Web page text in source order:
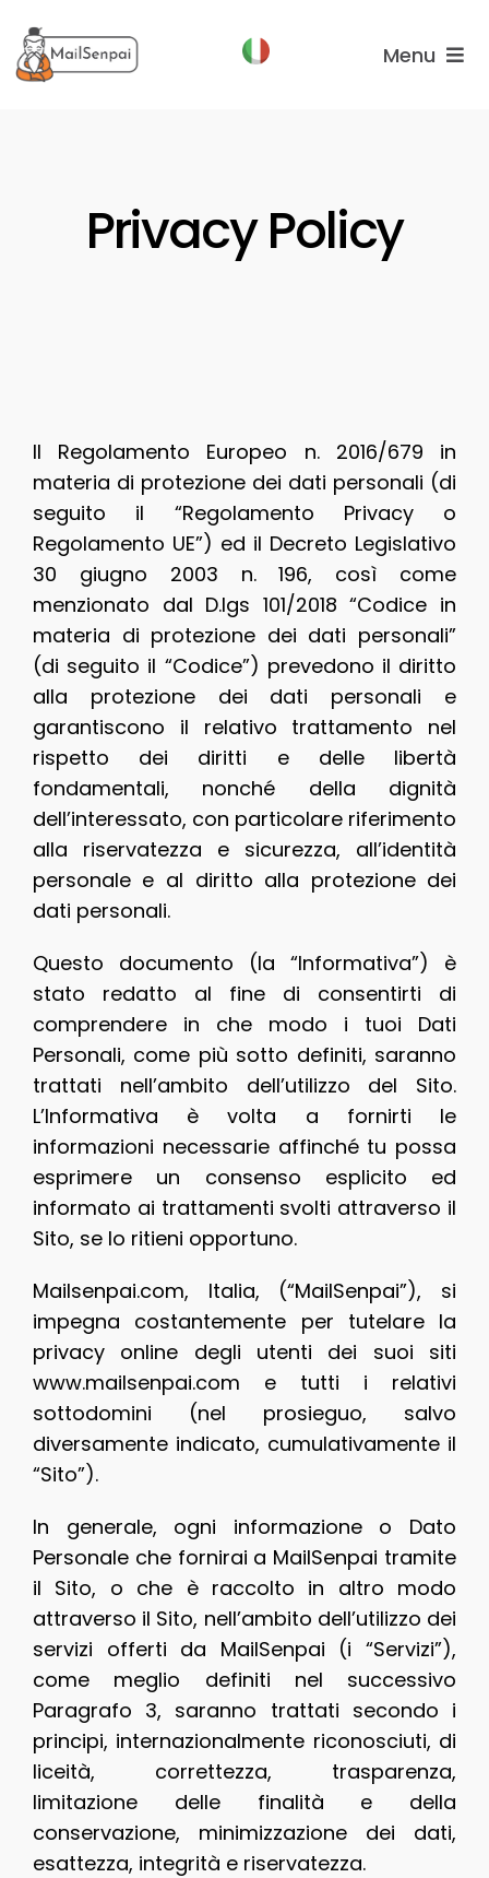
al
contenuto
Menu
Privacy Policy
Il Regolamento Europeo n. 2016/679 in
materia di protezione dei dati personali (di
seguito il “Regolamento Privacy o
Regolamento UE”) ed il Decreto Legislativo
30 giugno 2003 n. 196, così come
menzionato dal D.lgs 101/2018 “Codice in
materia di protezione dei dati personali”
(di seguito il “Codice”) prevedono il diritto
alla protezione dei dati personali e
garantiscono il relativo trattamento nel
rispetto dei diritti e delle libertà
fondamentali, nonché della dignità
dell’interessato, con particolare riferimento
alla riservatezza e sicurezza, all’identità
personale e al diritto alla protezione dei
dati personali.
Questo documento (la “Informativa”) è
stato redatto al fine di consentirti di
comprendere in che modo i tuoi Dati
Personali, come più sotto definiti, saranno
trattati nell’ambito dell’utilizzo del Sito.
L’Informativa è volta a fornirti le
informazioni necessarie affinché tu possa
esprimere un consenso esplicito ed
informato ai trattamenti svolti attraverso il
Sito, se lo ritieni opportuno.
Mailsenpai.com, Italia, (“MailSenpai”), si
impegna costantemente per tutelare la
privacy online degli utenti dei suoi siti
www.mailsenpai.com e tutti i relativi
sottodomini (nel prosieguo, salvo
diversamente indicato, cumulativamente il
“Sito”).
In generale, ogni informazione o Dato
Personale che fornirai a MailSenpai tramite
il Sito, o che è raccolto in altro modo
attraverso il Sito, nell’ambito dell’utilizzo dei
servizi offerti da MailSenpai (i “Servizi”),
come meglio definiti nel successivo
Paragrafo 3, saranno trattati secondo i
principi, internazionalmente riconosciuti, di
liceità, correttezza, trasparenza,
limitazione delle finalità e della
conservazione, minimizzazione dei dati,
esattezza, integrità e riservatezza.